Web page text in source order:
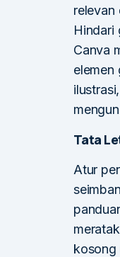
relevan
Hindari
Canva
elemen
Tata
Atur
kosong